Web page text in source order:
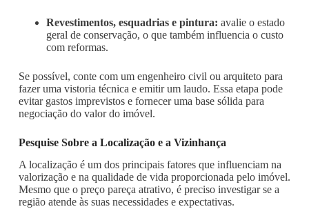
Revestimentos, esquadrias e pintura: avalie o estado
geral de conservação, o que também influencia o custo
com reformas.
Se possível, conte com um engenheiro civil ou arquiteto para
fazer uma vistoria técnica e emitir um laudo. Essa etapa pode
evitar gastos imprevistos e fornecer uma base sólida para
negociação do valor do imóvel.
Pesquise Sobre a Localização e a Vizinhança
A localização é um dos principais fatores que influenciam na
valorização e na qualidade de vida proporcionada pelo imóvel.
Mesmo que o preço pareça atrativo, é preciso investigar se a
região atende às suas necessidades e expectativas.